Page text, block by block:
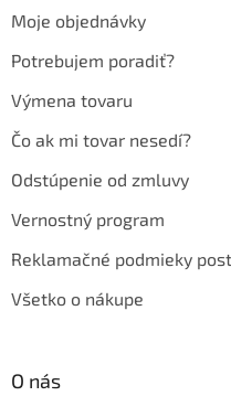
Moje objednávky
Potrebujem poradiť?
Výmena tovaru
Čo ak mi tovar nesedí?
Odstúpenie od zmluvy
Vernostný program
Reklamačné podmieky
Všetko o nákupe
O nás